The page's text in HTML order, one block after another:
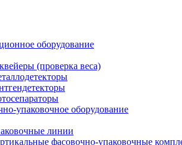
оборудование
(проверка веса)
упаковочное оборудование
линии
фасовочно-упаковочные